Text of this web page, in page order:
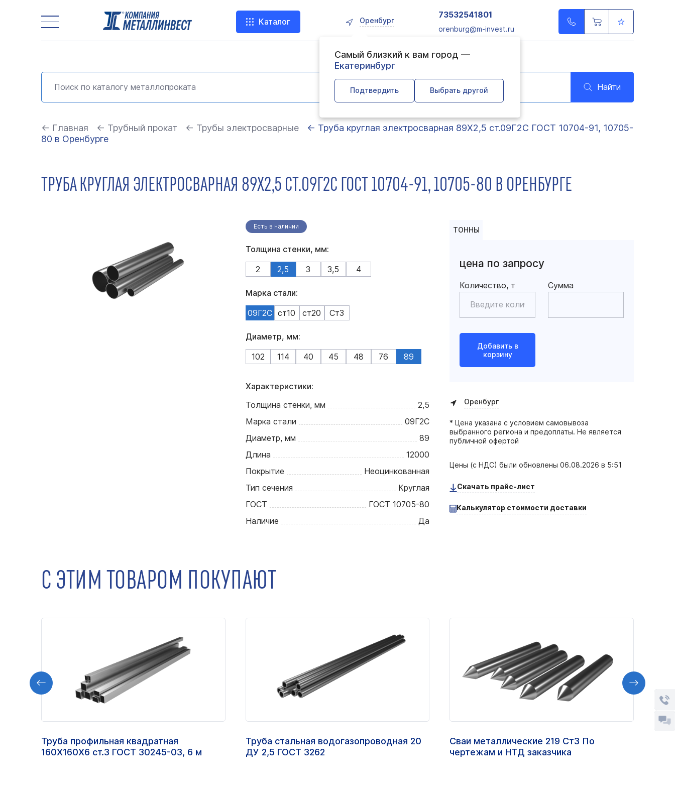
Каталог Оренбург
Самый близкий к вам город —
Екатеринбург
Подтвердить Выбрать другой
73532541801
orenburg@m-invest.ru
Найти
← Главная ← Трубный прокат ← Трубы электросварные
← Труба круглая электросварная 89Х2,5 ст.09Г2С ГОСТ 10704-91, 10705-
80 в Оренбурге
ТРУБА КРУГЛАЯ ЭЛЕКТРОСВАРНАЯ 89Х2,5 СТ.09Г2С ГОСТ 10704-91, 10705-80 В ОРЕНБУРГЕ
Есть в наличии
Толщина стенки, мм:
2
2,5 3 3,5 4
Марка стали:
09Г2С ст10 ст20 Ст3
Диаметр, мм:
102
114 40 45 48 76 89
Характеристики:
Толщина стенки, мм
2,5
Марка стали
09Г2С
Диаметр, мм
89
Длина
12000
Покрытие
Неоцинкованная
Тип сечения
Круглая
ГОСТ
ГОСТ 10705-80
Наличие
Да
ТОННЫ
цена по запросу
Количество, т Сумма
Добавить в
корзину
Оренбург
* Цена указана с условием самовывоза
выбранного региона и предоплаты. Не является
публичной офертой
Цены (с НДС) были обновлены06.08.2026 в 5:51
Скачать прайс-лист
Калькулятор стоимости доставки
С ЭТИМ ТОВАРОМ ПОКУПАЮТ
Труба профильная квадратная
160Х160Х6 ст.3 ГОСТ 30245-03, 6 м
Труба стальная водогазопроводная 20
ДУ 2,5 ГОСТ 3262
Сваи металлические 219 Ст3 По
чертежам и НТД заказчика